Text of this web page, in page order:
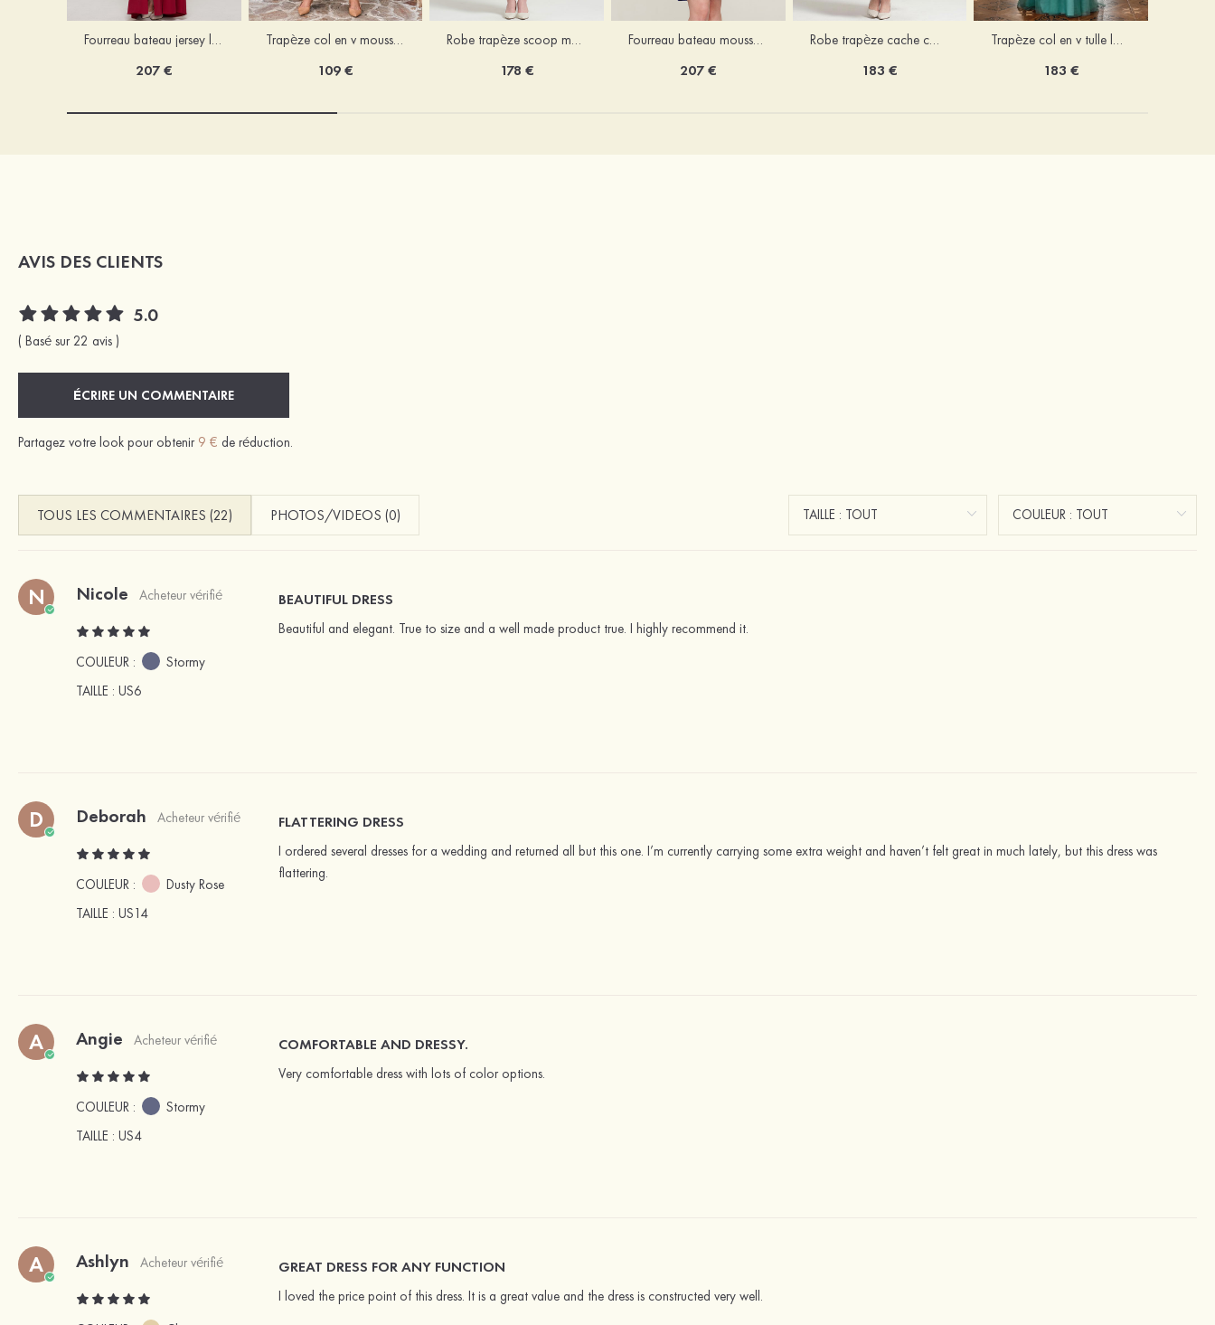
Fourreau bateau jersey longueur ras du sol robe de mère de la mariée avec appliqué fendue
207 €
Trapèze col en v mousseline longueur mollet robe de mère de la mariée avec plissé ceintures
109 €
Robe trapèze scoop mousseline longueur mollet robe de mère de la mariée avec appliqué volants veste
178 €
Fourreau bateau mousseline longueur genou robe de mère de la mariée avec appliqué perle plissé veste
207 €
Robe trapèze cache cœur mousseline longueur mollet robe de mère de la mariée avec plissé veste
183 €
Trapèze col en v tulle longueur ras du sol robe de mère de la mariée avec perles paillettes
183 €
AVIS DES CLIENTS
5.0
( Basé sur 22 avis )
ÉCRIRE UN COMMENTAIRE
Partagez votre look pour obtenir 9 € de réduction.
TOUS LES COMMENTAIRES (22) PHOTOS/VIDEOS (0)
N Nicole Acheteur vérifié
COULEUR :
Stormy
TAILLE : US6
BEAUTIFUL DRESS
Beautiful and elegant. True to size and a well made product true. I highly recommend it.
D Deborah Acheteur vérifié
COULEUR :
Dusty Rose
TAILLE : US14
FLATTERING DRESS
I ordered several dresses for a wedding and returned all but this one. I’m currently carrying some extra weight and haven’t felt great in much lately, but this dress was
flattering.
A Angie Acheteur vérifié
COULEUR :
Stormy
TAILLE : US4
COMFORTABLE AND DRESSY.
Very comfortable dress with lots of color options.
A Ashlyn Acheteur vérifié GREAT DRESS FOR ANY FUNCTION
I loved the price point of this dress. It is a great value and the dress is constructed very well.